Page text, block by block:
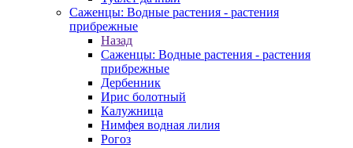
Саженцы: Водные растения - растения
прибрежные
Назад
Саженцы: Водные растения - растения
прибрежные
Дербенник
Ирис болотный
Калужница
Нимфея водная лилия
Рогоз